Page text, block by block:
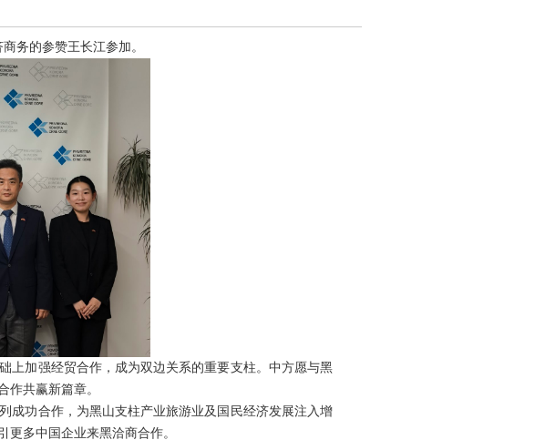
务的参赞王长江参加。
上加强经贸合作，成为双边关系的重要支柱。中方愿与黑
作共赢新篇章。
成功合作，为黑山支柱产业旅游业及国民经济发展注入增
多中国企业来黑洽商合作。